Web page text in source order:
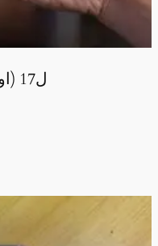
كفر يحول من 16promax ل17 (اورنج)